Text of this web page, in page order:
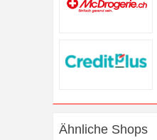
Ähnliche Shops